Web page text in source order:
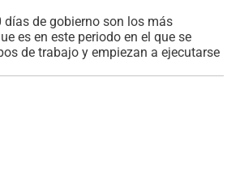
días de gobierno son los más
es en este periodo en el que se
de trabajo y empiezan a ejecutarse